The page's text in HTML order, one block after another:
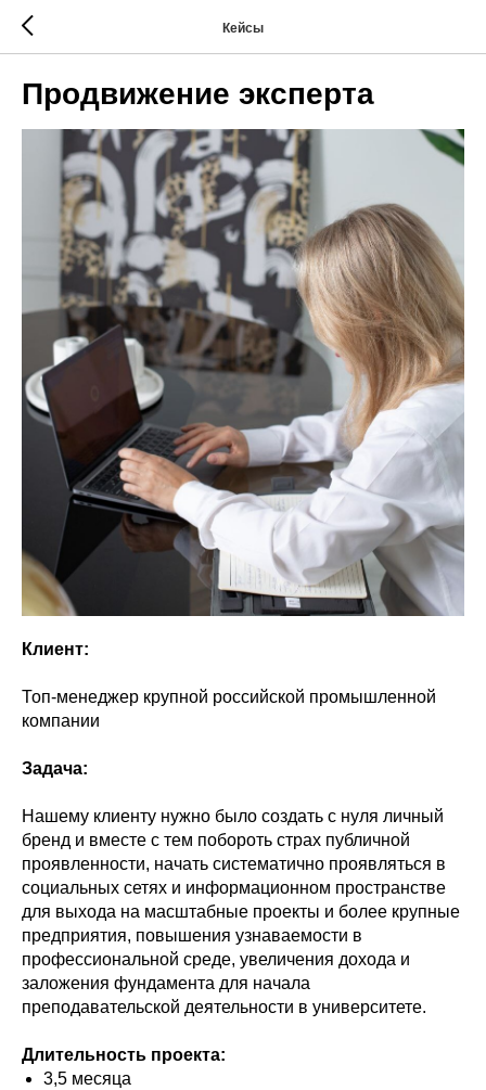
Кейсы
Продвижение эксперта
Клиент:
Топ-менеджер крупной российской промышленной
компании
Задача:
Нашему клиенту нужно было создать с нуля личный
бренд и вместе с тем побороть страх публичной
проявленности, начать систематично проявляться в
социальных сетях и информационном пространстве
для выхода на масштабные проекты и более крупные
предприятия, повышения узнаваемости в
профессиональной среде, увеличения дохода и
заложения фундамента для начала
преподавательской деятельности в университете.
Длительность проекта:
3,5 месяца